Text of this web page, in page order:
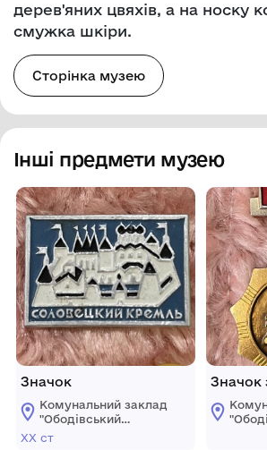
дерев'яних цвяхів, а на носку
смужка шкіри.
Сторінка музею
Інші предмети музею
Значок
Комунальний заклад
"Ободівський
краєзнавчий музей"
ХХ ст
Значок